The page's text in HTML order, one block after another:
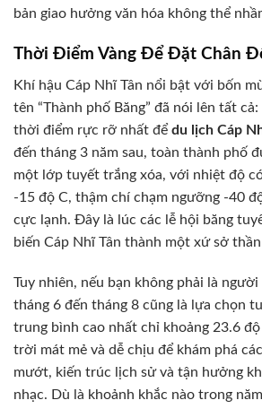
bản giao hưởng văn hóa không thể
Thời Điểm Vàng Để Đặt Chân
Khí hậu Cáp Nhĩ Tân nổi bật với bốn
tên “Thành phố Băng” đã nói lên tất
thời điểm rực rỡ nhất đểdu lịch Cáp
đến tháng 3 năm sau, toàn thành phố
một lớp tuyết trắng xóa, với nhiệt độ
-15 độ C, thậm chí chạm ngưỡng -40
cực lạnh. Đây là lúc các lễ hội băng
biến Cáp Nhĩ Tân thành một xứ sở
Tuy nhiên, nếu bạn không phải là
tháng 6 đến tháng 8 cũng là lựa chọn
trung bình cao nhất chỉ khoảng 23.6
trời mát mẻ và dễ chịu để khám phá
mướt, kiến trúc lịch sử và tận hưởng
nhạc. Dù là khoảnh khắc nào trong